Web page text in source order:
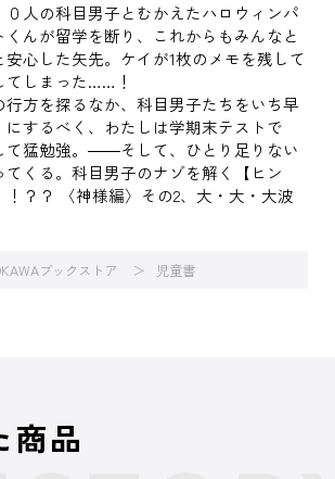
人の科目男子とむかえたハロウィンパ
んが留学を断り、これからもみんなと
心した矢先。ケイが1枚のメモを残して
てしまった……！
行方を探るなか、科目男子たちをいち早
にするべく、わたしは学期末テストで
て猛勉強。――そして、ひとり足りない
てくる。科目男子のナゾを解く【ヒン
！？？ 〈神様編〉その2、大・大・大波
ブックストア 児童書
商品